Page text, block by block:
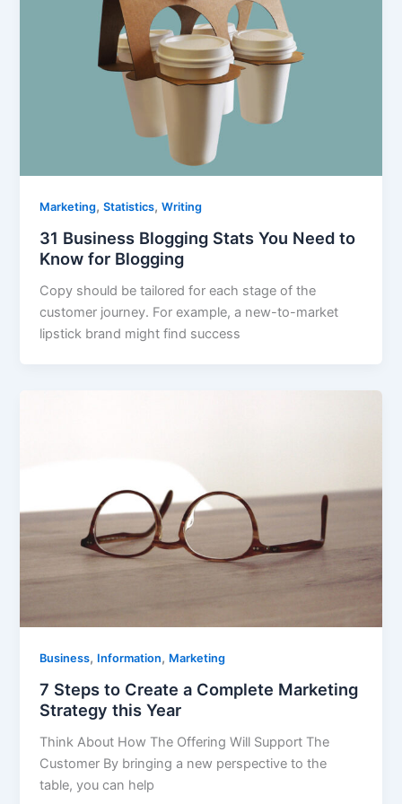
Marketing,Statistics,Writing
31 Business Blogging Stats You Need to
Know for Blogging
Copy should be tailored for each stage of the
customer journey. For example, a new-to-market
lipstick brand might find success
Business, Information, Marketing
7 Steps to Create a Complete Marketing
Strategy this Year
Think About How The Offering Will Support The
Customer By bringing a new perspective to the
table, you can help